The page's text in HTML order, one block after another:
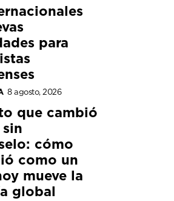
para
8 agosto, 2026
que cambió
cómo
como un
mueve la
global